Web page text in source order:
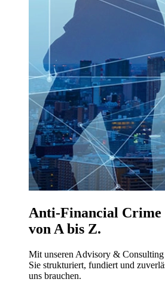
Anti-Financial Crime
von A bis Z.
Mit unseren Advisory &
Sie strukturiert, fundiert und
uns brauchen.